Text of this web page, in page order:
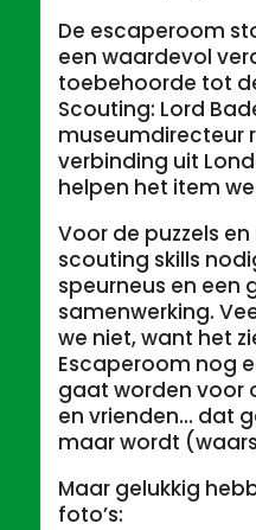
De escaperoom
een waardevol
toebehoorde tot
Scouting: Lord
museumdirecteur
verbinding uit
helpen het item
Voor de puzzels
scouting skills
speurneus en een
samenwerking.
we niet, want het
Escaperoom nog
gaat worden voor
en vrienden… dat
maar wordt
Maar gelukkig
foto’s: